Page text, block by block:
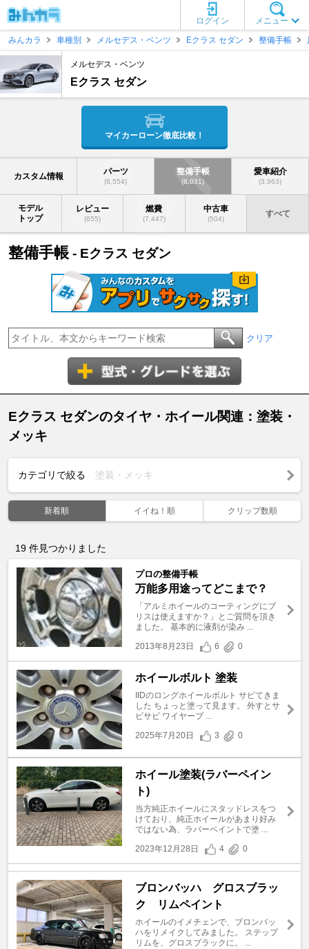
メニュー
ログイン
みんカラ
車種別 メルセデス・ベンツ Eクラス セダン 整備手帳
メルセデス・ベンツ
Eクラス セダン
マイカーローン徹底比較！
カスタム情報 パーツ
(6,554)
整備手帳
(8,031)
愛車紹介
(3,963)
モデル
トップ
レビュー
(655)
燃費
(7,447)
中古車
(504)
すべて
整備手帳 - Eクラス セダン
クリア
Eクラス セダンのタイヤ・ホイール関連：塗装・
メッキ
カテゴリで絞る 塗装・メッキ
新着順 イイね！順 クリップ数順
19 件見つかりました
プロの整備手帳
万能多用途ってどこまで？
「アルミホイールのコーティングにブ
リスは使えますか？」とご質問を頂き
ました。 基本的に液剤が染み ...
2013年8月23日
6 0
ホイールボルト 塗装
IIDのロングホイールボルト サビてきま
した ちょっと塗って見ます。 外すとサ
ビサビ ワイヤーブ ...
2025年7月20日
3 0
ホイール塗装(ラバーペイン
ト)
当方純正ホイールにスタッドレスをつ
けており、純正ホイールがあまり好み
ではない為、ラバーペイントで塗 ...
2023年12月28日
4 0
ブロンバッハ グロスブラッ
ク リムペイント
ホイールのイメチェンで、ブロンバッ
ハをリメイクしてみました。 ステップ
リムを、グロスブラックに。 ...